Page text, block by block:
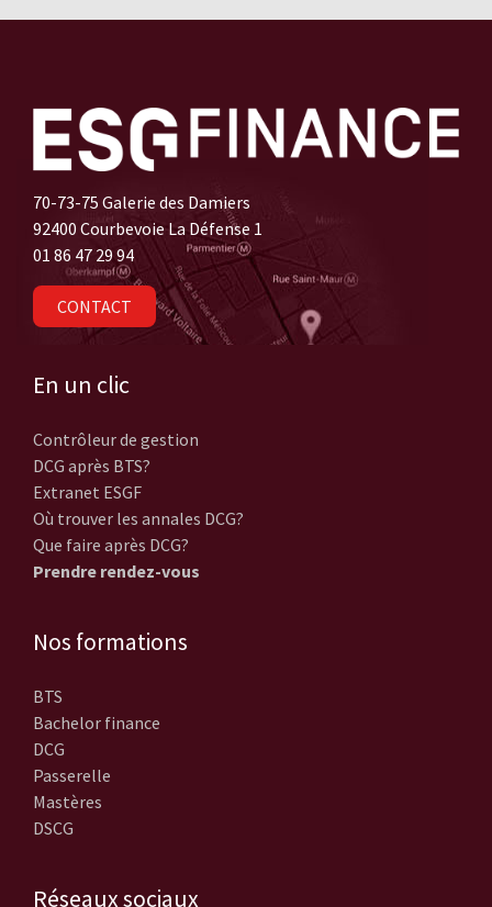
70-73-75 Galerie des Damiers
92400 Courbevoie La Défense 1
01 86 47 29 94
CONTACT
En un clic
Contrôleur de gestion
DCG après BTS?
Extranet ESGF
Où trouver les annales DCG?
Que faire après DCG?
Prendre rendez-vous
Nos formations
BTS
Bachelor finance
DCG
Passerelle
Mastères
DSCG
Réseaux sociaux